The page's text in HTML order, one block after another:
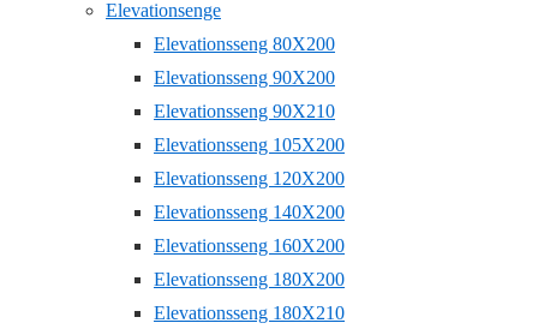
Elevationsenge
Elevationsseng 80X200
Elevationsseng 90X200
Elevationsseng 90X210
Elevationsseng 105X200
Elevationsseng 120X200
Elevationsseng 140X200
Elevationsseng 160X200
Elevationsseng 180X200
Elevationsseng 180X210